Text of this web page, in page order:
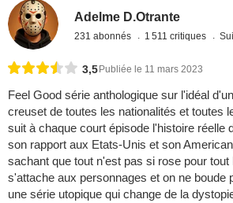
Adelme D.Otrante
231 abonnés 1 511 critiques
3,5Publiée le 11 mars 2023
Feel Good série anthologique sur l'idéal
creuset de toutes les nationalités et toutes
suit à chaque court épisode l'histoire réelle
son rapport aux Etats-Unis et son
sachant que tout n'est pas si rose pour tout
s'attache aux personnages et on ne boude
une série utopique qui change de la